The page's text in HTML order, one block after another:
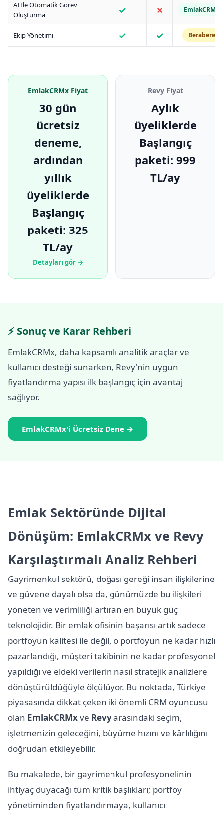
AI İle Otomatik Görev
Oluşturma
✓ ✗ EmlakCRMx
Ekip Yönetimi ✓ ✓ Berabere
EmlakCRMx Fiyat
30 gün
ücretsiz
deneme,
ardından
yıllık
üyeliklerde
Başlangıç
paketi: 325
TL/ay
Detayları gör →
Revy Fiyat
Aylık
üyeliklerde
Başlangıç
paketi: 999
TL/ay
⚡ Sonuç ve Karar Rehberi
EmlakCRMx, daha kapsamlı analitik araçlar ve
kullanıcı desteği sunarken, Revy'nin uygun
fiyatlandırma yapısı ilk başlangıç için avantaj
sağlıyor.
EmlakCRMx'i Ücretsiz Dene →
Emlak Sektöründe Dijital
Dönüşüm: EmlakCRMx ve Revy
Karşılaştırmalı Analiz Rehberi
Gayrimenkul sektörü, doğası gereği insan ilişkilerine
ve güvene dayalı olsa da, günümüzde bu ilişkileri
yöneten ve verimliliği artıran en büyük güç
teknolojidir. Bir emlak ofisinin başarısı artık sadece
portföyün kalitesi ile değil, o portföyün ne kadar hızlı
pazarlandığı, müşteri takibinin ne kadar profesyonel
yapıldığı ve eldeki verilerin nasıl stratejik analizlere
dönüştürüldüğüyle ölçülüyor. Bu noktada, Türkiye
piyasasında dikkat çeken iki önemli CRM oyuncusu
olan EmlakCRMxve Revyarasındaki seçim,
işletmenizin geleceğini, büyüme hızını ve kârlılığını
doğrudan etkileyebilir.
Bu makalede, bir gayrimenkul profesyonelinin
ihtiyaç duyacağı tüm kritik başlıkları; portföy
yönetiminden fiyatlandırmaya, kullanıcı